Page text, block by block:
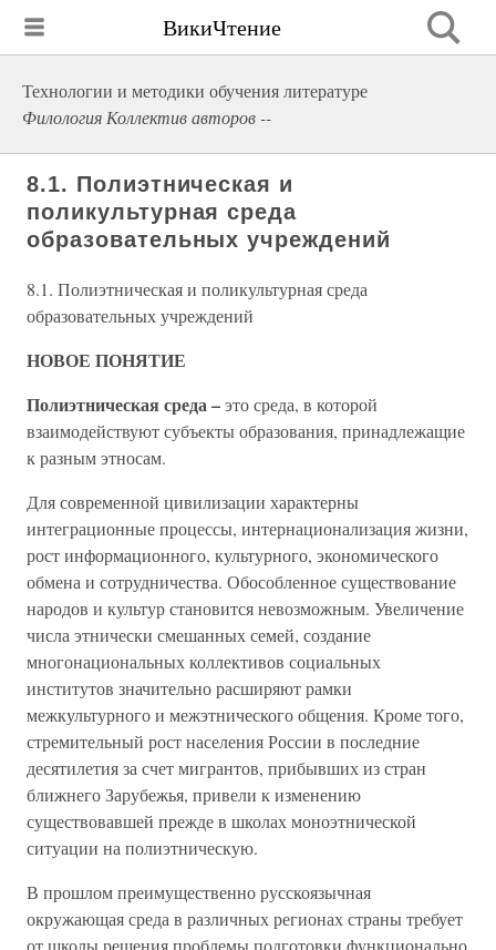
ВикиЧтение
Технологии и методики обучения литературе
Филология Коллектив авторов --
8.1. Полиэтническая и
поликультурная среда
образовательных учреждений
8.1. Полиэтническая и поликультурная среда
образовательных учреждений
НОВОЕ ПОНЯТИЕ
Полиэтническая среда –это среда, в которой
взаимодействуют субъекты образования, принадлежащие
к разным этносам.
Для современной цивилизации характерны
интеграционные процессы, интернационализация жизни,
рост информационного, культурного, экономического
обмена и сотрудничества. Обособленное существование
народов и культур становится невозможным. Увеличение
числа этнически смешанных семей, создание
многонациональных коллективов социальных
институтов значительно расширяют рамки
межкультурного и межэтнического общения. Кроме того,
стремительный рост населения России в последние
десятилетия за счет мигрантов, прибывших из стран
ближнего Зарубежья, привели к изменению
существовавшей прежде в школах моноэтнической
ситуации на полиэтническую.
В прошлом преимущественно русскоязычная
окружающая среда в различных регионах страны требует
от школы решения проблемы подготовки функционально